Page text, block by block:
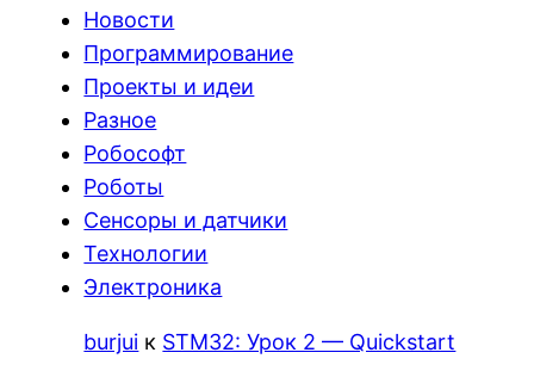
Новости
Программирование
Проекты и идеи
Разное
Робософт
Роботы
Сенсоры и датчики
Технологии
Электроника
burjui к STM32: Урок 2 — Quickstart